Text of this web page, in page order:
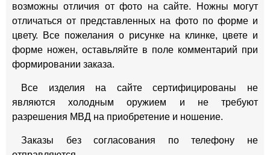
возможны отличия от фото на сайте. Ножны могут
отличаться от представленных на фото по форме и
цвету. Все пожелания о рисунке на клинке, цвете и
форме ножен, оставьляйте в поле комментарий при
формировании заказа.
Все изделия на сайте сертифицированы не
являются холодным оружием и не требуют
разрешения МВД на приобретение и ношение.
Заказы без согласования по телефону не